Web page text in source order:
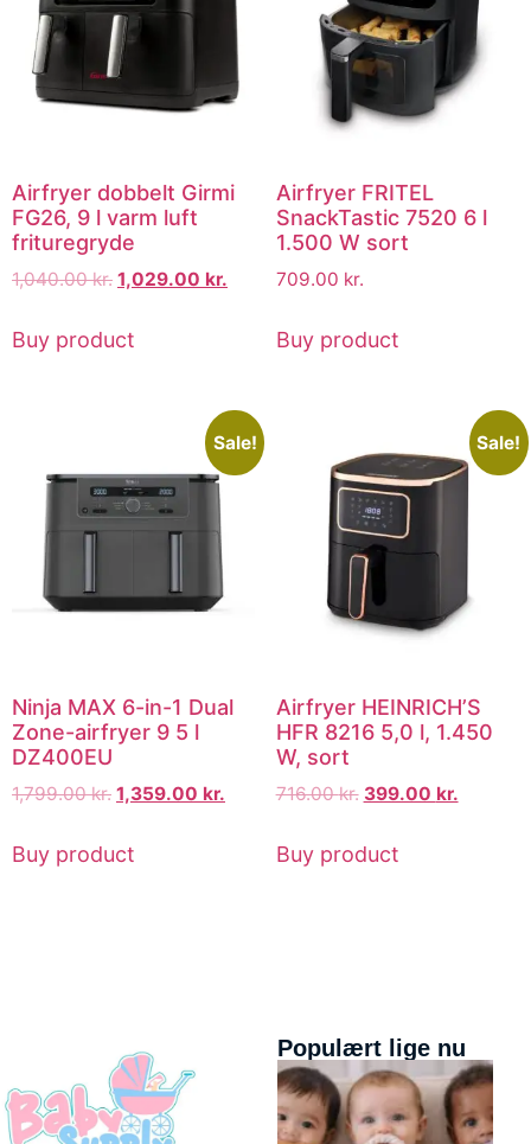
Airfryer dobbelt Girmi
FG26, 9 l varm luft
frituregryde
1,040.00kr. 1,029.00 kr.
Buy product
Airfryer FRITEL
SnackTastic 7520 6 l
1.500 W sort
709.00 kr.
Buy product
Sale!
Ninja MAX 6-in-1 Dual
Zone-airfryer 9 5 l
DZ400EU
1,799.00kr. 1,359.00 kr.
Buy product
Sale!
Airfryer HEINRICH’S
HFR 8216 5,0 l, 1.450
W, sort
716.00kr. 399.00 kr.
Buy product
Populært lige nu